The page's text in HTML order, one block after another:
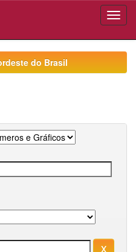
do Brasil